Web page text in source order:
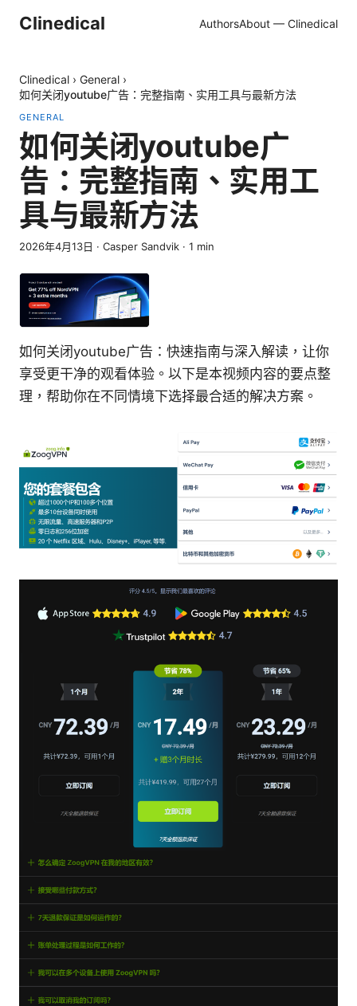
Clinedical AuthorsAbout — Clinedical
Clinedical › General ›
如何关闭youtube广告：完整指南、实用工具与最新方法
GENERAL
如何关闭youtube广
告：完整指南、实用工
具与最新方法
2026年4月13日 · Casper Sandvik · 1 min
如何关闭youtube广告：快速指南与深入解读，让你
享受更干净的观看体验。以下是本视频内容的要点整
理，帮助你在不同情境下选择最合适的解决方案。